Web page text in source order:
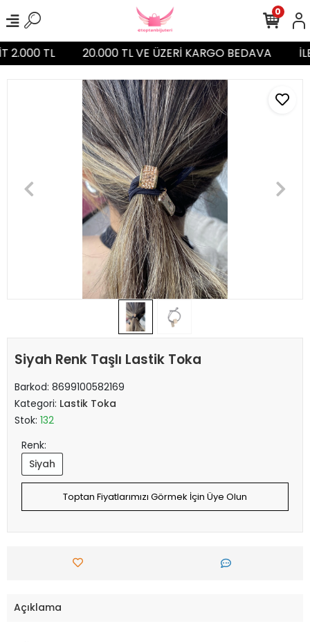
2.000 TL 20.000 TL VE ÜZERİ KARGO BEDAVA
0
Siyah Renk Taşlı Lastik Toka
Barkod: 8699100582169
Kategori: Lastik Toka
Stok: 132
Renk:
Siyah
Toptan Fiyatlarımızı Görmek İçin Üye Olun
Açıklama